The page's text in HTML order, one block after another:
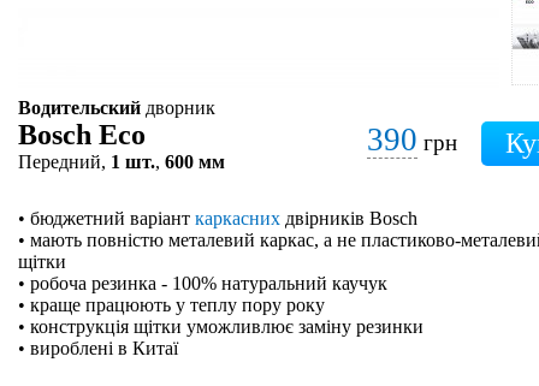
Водительский дворник
Bosch Eco
Передний, 1 шт., 600 мм
390 грн
• бюджетний варіант каркасних двірників Bosch
• мають повністю металевий каркас, а не пластиково-
щітки
• робоча резинка - 100% натуральний каучук
• краще працюють у теплу пору року
• конструкція щітки уможливлює заміну резинки
• вироблені в Китаї